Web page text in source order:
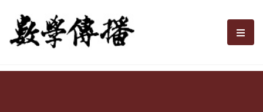
數學傳播 選